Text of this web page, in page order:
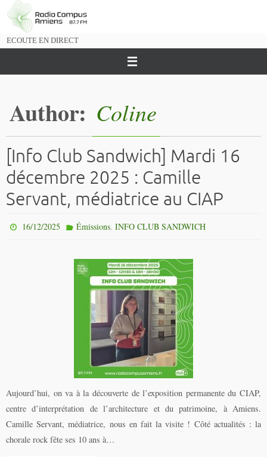
Passer
vers
ECOUTE EN DIRECT
Author: Coline
[Info Club Sandwich] Mardi 16
décembre 2025 : Camille
Servant, médiatrice au CIAP
16/12/2025 Émissions, INFO CLUB SANDWICH
Aujourd’hui, on va à la découverte de l’exposition permanente du CIAP,
centre d’interprétation de l’architecture et du patrimoine, à Amiens.
Camille Servant, médiatrice, nous en fait la visite ! Côté actualités : la
chorale rock fête ses 10 ans à…